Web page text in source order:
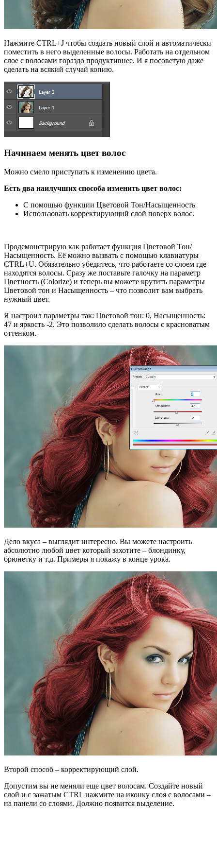
Нажмите CTRL+J чтобы создать новый слой и автоматически
поместить в него выделенные волосы. Работать на отдельном
слое с волосами гораздо продуктивнее. И я посоветую даже
сделать на всякий случай копию.
Начинаем менять цвет волос
Можно смело приступать к изменению цвета.
Есть два наилучших способа изменить цвет волос:
С помощью функции Цветовой Тон/Насыщенность
Использовать корректирующий слой поверх волос.
Продемонстрирую как работает функция Цветовой Тон/
Насыщенность. Её можно вызвать с помощью клавиатуры
CTRL+U. Обязательно убедитесь, что работаете со слоем где
находятся волосы. Сразу же поставьте галочку на параметр
Цветность (Colorize) и теперь вы можете крутить параметры
Цветовой тон и Насыщенность – что позволит вам выбрать
нужный цвет.
Я настроил параметры так: Цветовой тон: 0, Насыщенность:
47 и яркость -2. Это позволило сделать волосы с красноватым
оттенком.
Дело вкуса – выглядит интересно. Вы можете настроить
абсолютно любой цвет который захотите – блондинку,
брюнетку и т.д. Примеры я покажу в конце урока.
Второй способ – корректирующий слой.
Допустим вы не меняли еще цвет волосам. Создайте новый
слой и с зажатым CTRL нажмите на иконку слоя с волосами –
на панели со слоями. Должно появится выделение.